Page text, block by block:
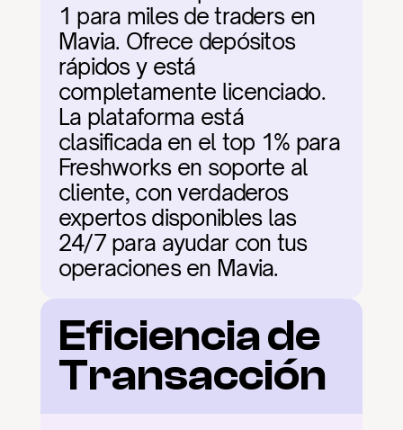
1 para miles de traders en
Mavia. Ofrece depósitos
rápidos y está
completamente licenciado.
La plataforma está
clasificada en el top 1% para
Freshworks en soporte al
cliente, con verdaderos
expertos disponibles las
24/7 para ayudar con tus
operaciones en Mavia.
Eficiencia de
Transacción